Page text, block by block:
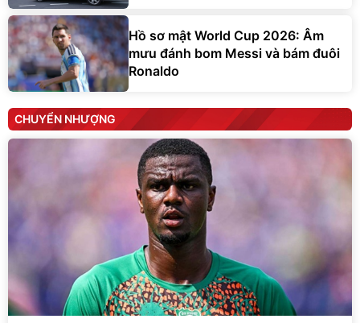
Hồ sơ mật World Cup 2026: Âm
mưu đánh bom Messi và bám đuôi
Ronaldo
CHUYỂN NHƯỢNG